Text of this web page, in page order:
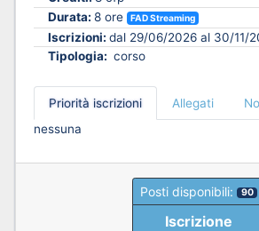
Durata: 8 ore FAD Streaming
Iscrizioni: dal 29/06/2026 al 30/11/
Tipologia: corso
Priorità iscrizioni Allegati
nessuna
Posti disponibili: 90
Iscrizione